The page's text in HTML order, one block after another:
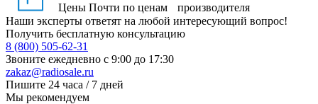
Цены Почти по ценам производителя
Наши эксперты ответят на любой интересующий вопрос!
Получить бесплатную консультацию
8 (800) 505-62-31
Звоните ежедневно с 9:00 до 17:30
zakaz@radiosale.ru
Пишите 24 часа / 7 дней
Мы рекомендуем